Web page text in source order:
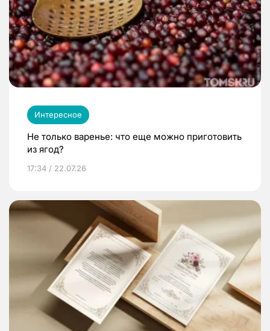
Интересное
Не только варенье: что еще можно приготовить
из ягод?
17:34 / 22.07.26